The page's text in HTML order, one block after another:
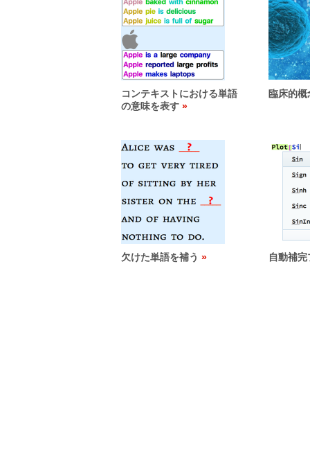
コンテキストにおける単語
の意味を表す
臨床的
欠けた単語を補う 自動補